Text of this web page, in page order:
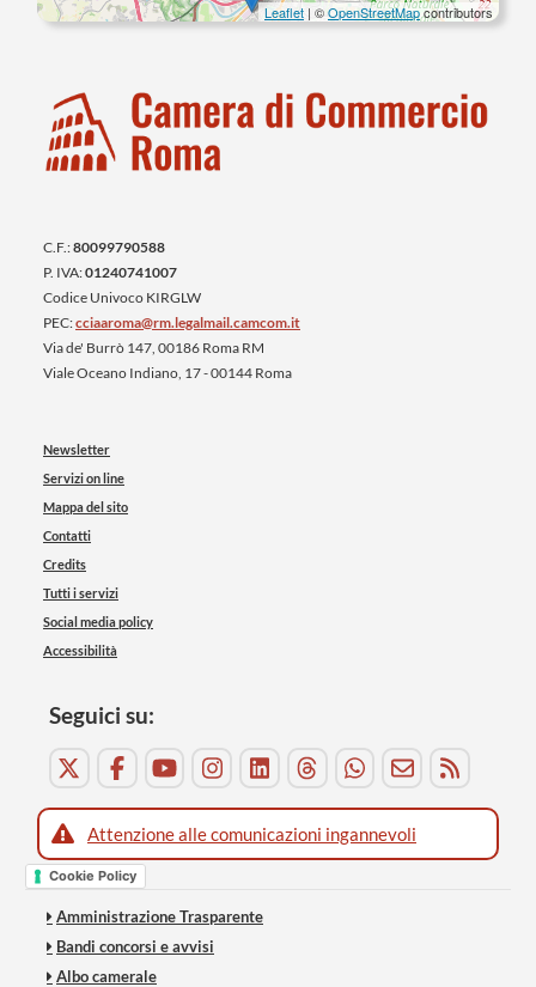
Leaflet | ©OpenStreetMapcontributors
C.F.:80099790588
P. IVA:01240741007
Codice Univoco KIRGLW
PEC:cciaaroma@rm.legalmail.camcom.it
Via de' Burrò 147, 00186 Roma RM
Viale Oceano Indiano, 17 - 00144 Roma
Newsletter
Servizi on line
Mappa del sito
Contatti
Credits
Tutti i servizi
Social media policy
Accessibilità
Seguici su:
Attenzione alle comunicazioni ingannevoli
Cookie Policy
Amministrazione Trasparente
Bandi concorsi e avvisi
Albo camerale